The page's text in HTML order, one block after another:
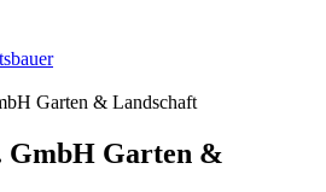
Garten & Landschaft
GmbH Garten &